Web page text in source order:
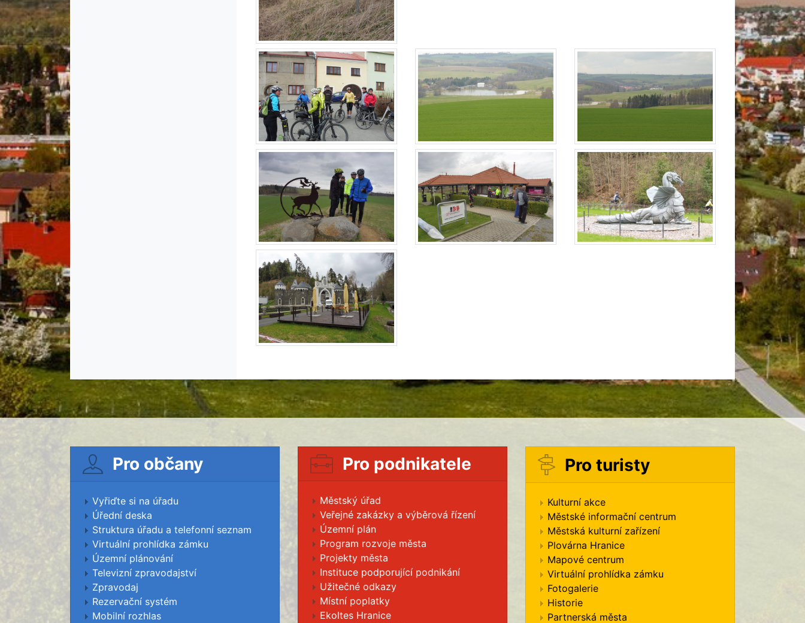
Pro občany
Vyřiďte si na úřadu
Úřední deska
Struktura úřadu a telefonní seznam
Virtuální prohlídka zámku
Územní plánování
Televizní zpravodajství
Zpravodaj
Rezervační systém
Mobilní rozhlas
Pro podnikatele
Městský úřad
Veřejné zakázky a výběrová řízení
Územní plán
Program rozvoje města
Projekty města
Instituce podporující podnikání
Užitečné odkazy
Místní poplatky
Ekoltes Hranice
Pro turisty
Kulturní akce
Městské informační centrum
Městská kulturní zařízení
Plovárna Hranice
Mapové centrum
Virtuální prohlídka zámku
Fotogalerie
Historie
Partnerská města